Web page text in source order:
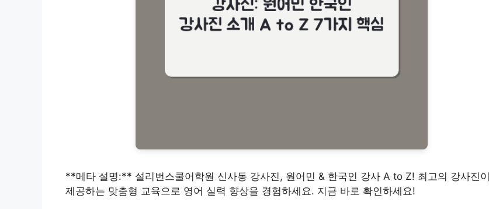
**메타 설명:** 설리번스쿨어학원 신사동 강사진, 원어민 & 한국인 강사 A to Z! 최고의 강사진이
제공하는 맞춤형 교육으로 영어 실력 향상을 경험하세요. 지금 바로 확인하세요!